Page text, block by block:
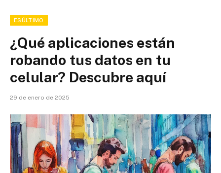
ESÚLTIMO
¿Qué aplicaciones están
robando tus datos en tu
celular? Descubre aquí
29 de enero de 2025